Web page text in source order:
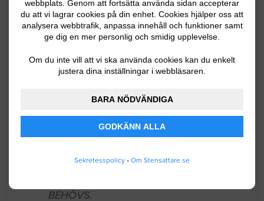
webbplats. Genom att fortsätta använda sidan accepterar
du att vi lagrar cookies på din enhet. Cookies hjälper oss att
analysera webbtrafik, anpassa innehåll och funktioner samt
ge dig en mer personlig och smidig upplevelse.
Om du inte vill att vi ska använda cookies kan du enkelt
justera dina inställningar i webbläsaren.
BARA NÖDVÄNDIGA
GODKÄNN ALLA
Sekretesspolicy • Om Stensattare.se
Material förutom stenmjöl finns på
plats,kanske lättas om det ses på plats
Sölvesborg 04.02.2026 13:49
Stensättning / Marksten
32 KVM BENDERS 420X420X50
PLATTOR KOMMER FINNAS PÅ PLATS.
BEHÖVS.